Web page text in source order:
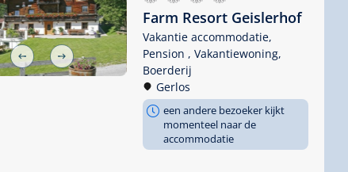
Farm Resort Geislerhof
Vakantie accommodatie,
Pension , Vakantiewoning,
Boerderij
Gerlos
een andere bezoeker kijkt
momenteel naar de
accommodatie